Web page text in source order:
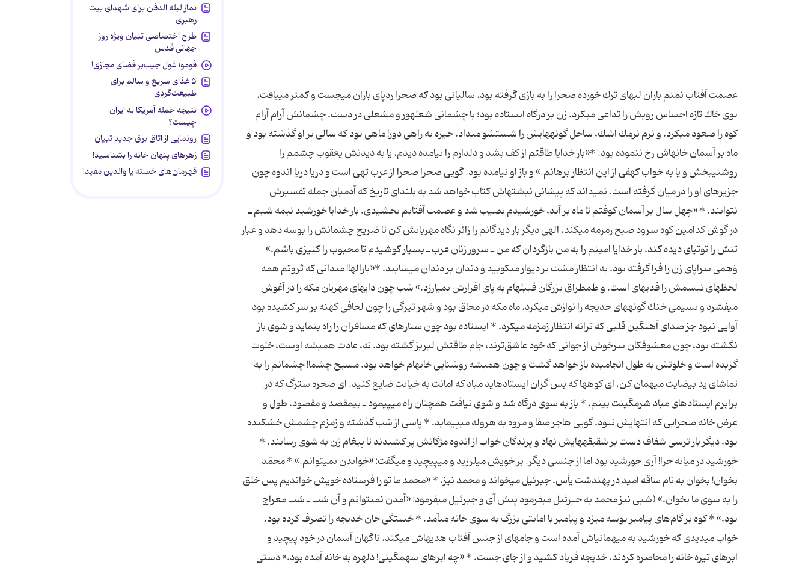
عصمت آفتاب نم‏نم باران لب‏هاى ترك خورده صحرا را به بازى گرفته بود. سالیانى بود كه صحرا ردپاى باران مى‏جست و كمتر مى‏یافت.
بوى خاك تازه احساس رویش را تداعى مى‏كرد. زن بر درگاه ایستاده بود؛ با چشمانى شعله‏ور و مشعلى در دست. چشمانش آرام آرام
كوه را صعود مى‏كرد. و نرم نرمك اشك، ساحل گونه‏هایش را شستشو مى‏داد. خیره به راهى دور! ماهى بود كه سالى بر او گذشته بود و
ماه بر آسمان خانه‏اش رخ ننموده بود. *«بار خدایا طاقتم از كف بشد و دلدارم را نیامده دیدم. یا به دیدنش یعقوب چشمم را
روشنى‏بخش و یا به خواب كهفى از این انتظار برهانم.» و باز او نیامده بود. گویى صحرا صحرا از عرب تهى است و دریا دریا اندوه چون
جزیره‏اى او را در میان گرفته است. نمى‏داند كه پیشانى نبشته‏اش كتاب خواهد شد به بلنداى تاریخ كه آدمیان جمله تفسیرش
نتوانند. * «چهل سال بر آسمان كوفتم تا ماه بر آید، خورشیدم نصیب شد و عصمت آفتابم بخشیدى. بار خدایا خورشید نیمه شبم ـ
در گوش كدامین كوه سرود صبح زمزمه مى‏كند. الهى دیگر بار دیدگانم را زائر نگاه مهربانش كن تا ضریح چشمانش را بوسه دهد و غبار
تنش را توتیاى دیده كند. بار خدایا امینم را به من بازگردان كه من ـ سرور زنان عرب ـ بسیار كوشیدم تا محبوب را كنیزى باشم.»
وَهمى سراپاى زن را فرا گرفته بود. به انتظار مشت بر دیوار مى‏كوبید و دندان بر دندان مى‏سایید. *«بارالها! مى‏دانى كه ثروتم همه
لحظه‏اى تبسمش را فدیه‏اى است. و طمطراق بزرگان قبیله‏ام به پاى افزارش نمى‏ارزد.» شب چون دایه‏اى مهربان مكه را در آغوش
مى‏فشرد و نسیمى خنك گونه‏هاى خدیجه را نوازش مى‏كرد. ماه مكه در محاق بود و شهر تیرگى را چون لحافى كهنه بر سر كشیده بود
آوایى نبود جز صداى آهنگین قلبى كه ترانه انتظار زمزمه مى‏كرد. * ایستاده بود چون ستاره‏اى كه مسافران را راه بنماید و شوى باز
نگشته بود، چون معشوقكان سرخوش از جوانى كه خود عاشق‌ترند، جام طاقتش لبریز گشته بود. نه، عادت همیشه اوست، خلوت
گزیده است و خلوتش به طول انجامیده باز خواهد گشت و چون همیشه روشنایى خانه‏ام خواهد بود. مسیح چشما! چشمانم را به
تماشاى ید بیضایت میهمان كن. اى كوهها كه بس گران ایستاده‏اید مباد كه امانت به خیانت ضایع كنید. اى صخره سترگ كه در
برابرم ایستاده‏اى مباد شرمگینت بینم. * باز به سوى درگاه شد و شوى نیافت همچنان راه مى‏پیمود ـ بى‏مقصد و مقصود. طول و
عرض خانه صحرایى كه انتهایش نبود. گویى هاجر صفا و مروه به هروله مى‏پیماید. * پاسى از شب گذشته و زمزم چشمش خشكیده
بود. دیگر بار ترسى شفاف دست بر شقیقه‏هایش نهاد و پرندگان خواب از اندوه مژگانش پر كشیدند تا پیغام زن به شوى رسانند. *
خورشید در میانه حرا! آرى خورشید بود اما از جنسى دیگر. بر خویش مى‏لرزید و مى‏پیچید و مى‏گفت: «خواندن نمى‏توانم.» * محمّد
بخوان! بخوان به نام ساقه امید در پهندشت یأس. جبرئیل مى‏خواند و محمد نیز. * «محمد ما تو را فرستاده خویش خواندیم پس خلق
را به سوى ما بخوان.» (شبى نیز محمد به جبرئیل مى‏فرمود پیش آى و جبرئیل مى‏فرمود: «آمدن نمى‏توانم و آن شب ـ شب معراج
بود.» * كوه بر گام‌هاى پیامبر بوسه مى‏زد و پیامبر با امانتى بزرگ به سوى خانه مى‏آمد. * خستگى جان خدیجه را تصرف كرده بود.
خواب مى‏دیدى كه خورشید به میهمانى‏اش آمده است و جامه‏اى از جنس آفتاب هدیه‏اش مى‏كند. ناگهان آسمان در خود پیچید و
ابرهاى تیره خانه را محاصره كردند. خدیجه فریاد كشید و از جاى جست. * «چه ابرهاى سهمگینى! دلهره به خانه آمده بود.» دستى
نماز لیله الدفن برای شهدای بیت
رهبری
طرح اختصاصی تبیان ویژه روز
جهانی قدس
فومو؛ غول جیب‌بر فضای مجازی!
۵ غذای سریع و سالم برای
طبیعت‌گردی
نتیجه حمله آمریکا به ایران
چیست؟
رونمایی از اتاق برق جدید تبیان
زهرهای پنهان خانه را بشناسید!
قهرمان‌های خسته یا والدین مفید!